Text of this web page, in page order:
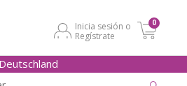
Inicia sesión o
Regístrate
0
Deutschland